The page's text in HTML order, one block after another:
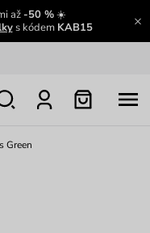
až -50 %☀️
s kódem KAB15
Green